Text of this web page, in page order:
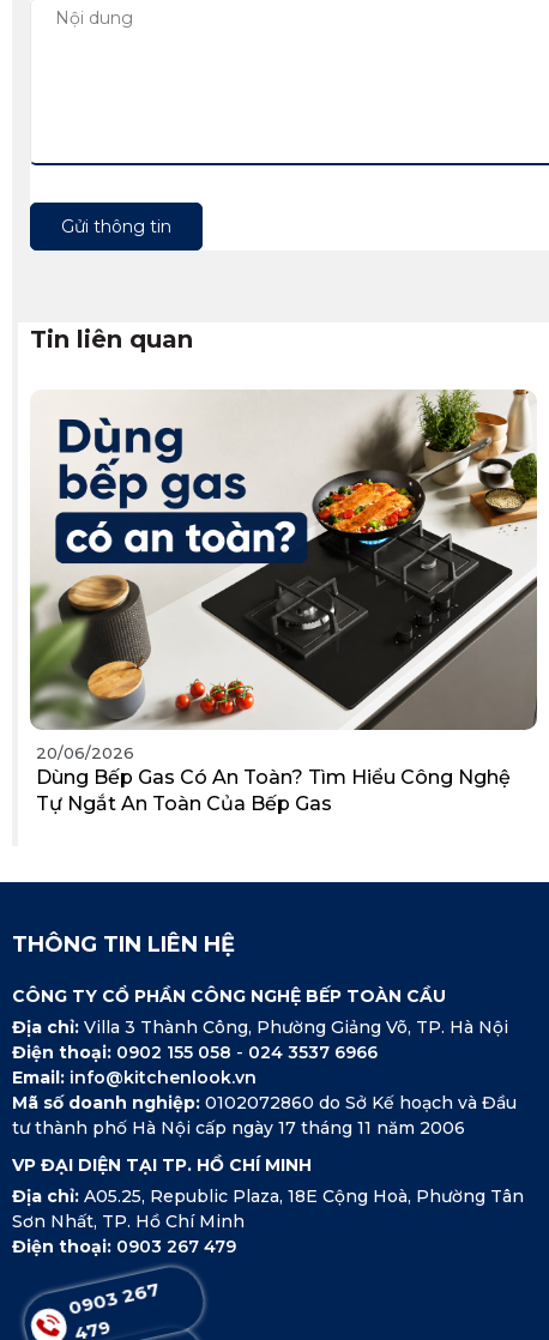
Gửi thông tin
Tin liên quan
20/06/2026
Dùng Bếp Gas Có An Toàn? Tìm Hiểu Công Nghệ
Tự Ngắt An Toàn Của Bếp Gas
THÔNG TIN LIÊN HỆ
CÔNG TY CỔ PHẦN CÔNG NGHỆ BẾP TOÀN CẦU
Địa chỉ: Villa 3 Thành Công, Phường Giảng Võ, TP. Hà Nội
Điện thoại: 0902 155 058 - 024 3537 6966
Email: info@kitchenlook.vn
Mã số doanh nghiệp: 0102072860 do Sở Kế hoạch và Đầu
tư thành phố Hà Nội cấp ngày 17 tháng 11 năm 2006
VP ĐẠI DIỆN TẠI TP. HỒ CHÍ MINH
Địa chỉ: A05.25, Republic Plaza, 18E Cộng Hoà, Phường Tân
Sơn Nhất, TP. Hồ Chí Minh
Điện thoại: 0903 267 479
0
9
0
3
2
6
7
4
7
9